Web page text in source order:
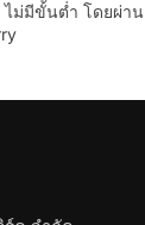
ไม่มีขั้นต่ำ โดยผ่าน